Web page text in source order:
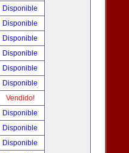
Disponible
Disponible
Disponible
Disponible
Disponible
Disponible
Vendido!
Disponible
Disponible
Disponible